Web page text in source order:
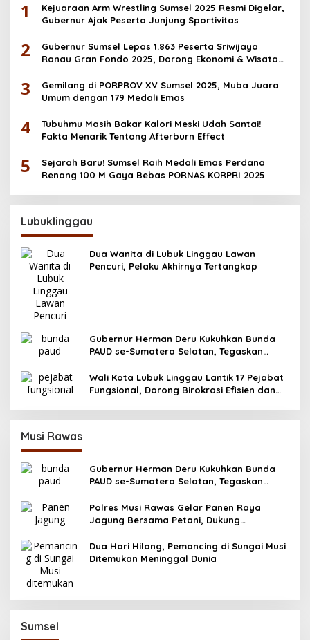
1
Kejuaraan Arm Wrestling Sumsel 2025 Resmi Digelar,
Gubernur Ajak Peserta Junjung Sportivitas
2
Gubernur Sumsel Lepas 1.863 Peserta Sriwijaya
Ranau Gran Fondo 2025, Dorong Ekonomi & Wisata
3
Gemilang di PORPROV XV Sumsel 2025, Muba Juara
Umum dengan 179 Medali Emas
4
Tubuhmu Masih Bakar Kalori Meski Udah Santai!
Fakta Menarik Tentang Afterburn Effect
5
Sejarah Baru! Sumsel Raih Medali Emas Perdana
Renang 100 M Gaya Bebas PORNAS KORPRI 2025
Lubuklinggau
Dua Wanita di Lubuk Linggau Lawan
Pencuri, Pelaku Akhirnya Tertangkap
Gubernur Herman Deru Kukuhkan Bunda
PAUD se-Sumatera Selatan, Tegaskan
Wali Kota Lubuk Linggau Lantik 17 Pejabat
Fungsional, Dorong Birokrasi Efisien dan
Musi Rawas
Gubernur Herman Deru Kukuhkan Bunda
PAUD se-Sumatera Selatan, Tegaskan
Polres Musi Rawas Gelar Panen Raya
Jagung Bersama Petani, Dukung
Dua Hari Hilang, Pemancing di Sungai Musi
Ditemukan Meninggal Dunia
Sumsel